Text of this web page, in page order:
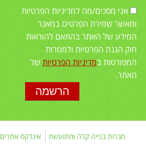
אני מסכים/מה למדיניות הפרטיות
ומאשר שמירת הפרטים במאגר
המידע של האתר בהתאם להוראות
חוק הגנת הפרטיות ולמטרות
המפורטות במדיניות הפרטיות של
האתר.
חברות בנייה קלה ומתועשת אינדקס אתרים